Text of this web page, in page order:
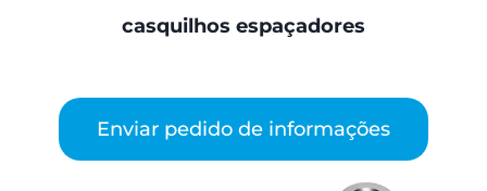
casquilhos espaçadores
Enviar pedido de informações